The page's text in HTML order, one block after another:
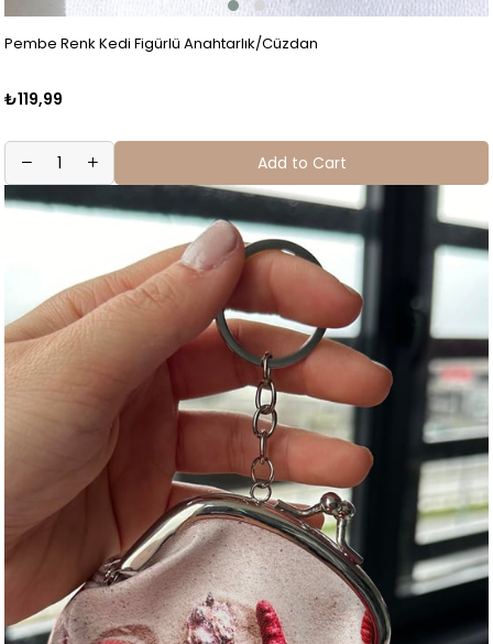
Pembe Renk Kedi Figürlü Anahtarlık/Cüzdan
₺119,99
Add to Cart